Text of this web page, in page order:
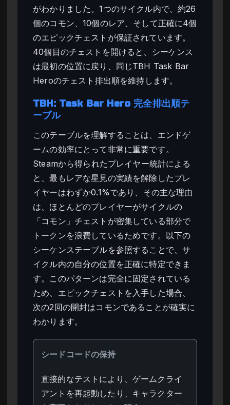
がわかりました。1つのサイクル内で、約26
個のコモン、10個のレア、そして正確に4個
のエピックチェストが保証されています。
40個目のチェストを開けると、シーケンス
は最初の位置に戻り、同じTBH Task Bar
Heroのチェスト排出順を維持します。
TBH: Task Bar Hero 完全排出順テ
ーブル
このテーブルを理解することは、エンドゲ
ームの効率にとって非常に重要です。
Steamから得られたプレイヤー統計による
と、最もレアな星見の実績を解除したプレ
イヤーはわずか0.1%であり、その主な理由
は、ほとんどのプレイヤーがサイクルの
「コモン」チェストが密集している部分で
トークンを浪費しているためです。以下の
シーケンステーブルを参照することで、サ
イクル内の自分の位置を正確に特定できま
す。このパターンは完全に固定されている
ため、エピックチェストを入手した場合、
次の2回の開封はコモンであることが確実に
わかります。
シードコードの保持
直接的なテストにより、ゲームクライ
アントを再起動したり、キャラクター